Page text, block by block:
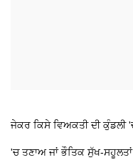
ਜੇਕਰ ਕਿਸੇ ਵਿਅਕਤੀ ਦੀ ਕੁੰਡਲੀ
'ਚ ਤਣਾਅ ਜਾਂ ਭੌਤਿਕ ਸੁੱਖ-